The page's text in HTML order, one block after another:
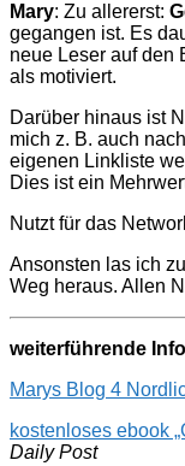
Mary: Zu allererst:
gegangen ist. Es
neue Leser auf den
als motiviert.
Darüber hinaus ist
mich z. B. auch
eigenen Linkliste
Dies ist ein
Nutzt für das
Ansonsten las ich
Weg heraus. Allen
weiterführende
Marys Blog 4
kostenloses ebook
Daily Post